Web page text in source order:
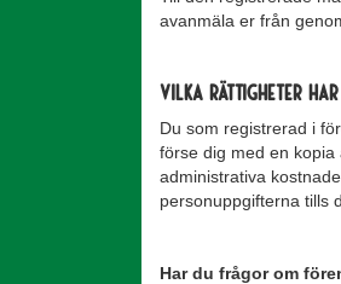
avanmäla er från
Vilka rättigheter har
Du som registrerad i
förse dig med en
administrativa
personuppgifterna tills
Har du frågor om